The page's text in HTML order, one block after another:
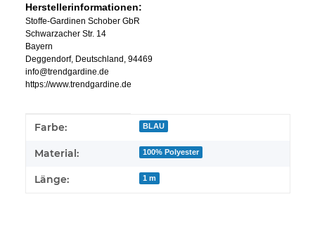
Herstellerinformationen:
Stoffe-Gardinen Schober GbR
Schwarzacher Str. 14
Bayern
Deggendorf, Deutschland, 94469
info@trendgardine.de
https://www.trendgardine.de
Produkteigenschaft
Wert
Farbe: BLAU
Material: 100% Polyester
Länge: 1 m